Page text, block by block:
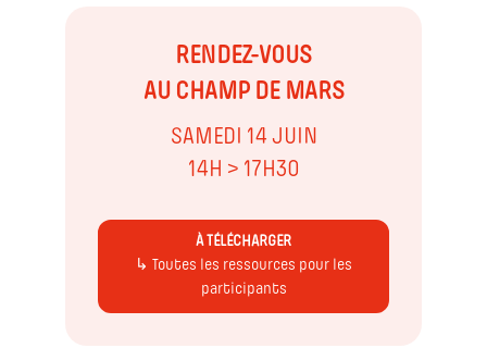
RENDEZ-VOUS
AU CHAMP DE MARS
SAMEDI 14 JUIN
14H > 17H30
À TÉLÉCHARGER
↳ Toutes les ressources pour les
participants